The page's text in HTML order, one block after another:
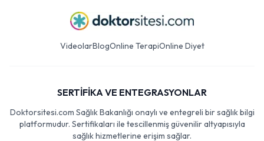
VideolarBlogOnline TerapiOnline Diyet
SERTİFİKA VE ENTEGRASYONLAR
Doktorsitesi.com Sağlık Bakanlığı onaylı ve entegreli bir sağlık bilgi
platformudur. Sertifikaları ile tescillenmiş güvenilir altyapısıyla
sağlık hizmetlerine erişim sağlar.